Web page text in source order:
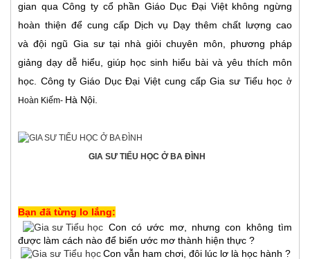
gian qua Công ty cổ phần Giáo Dục Đại Việt không ngừng
hoàn thiện để cung cấp Dịch vụ Dạy thêm chất lượng cao
và đội ngũ Gia sư tại nhà giỏi chuyên môn, phương pháp
giảng dạy dễ hiểu, giúp học sinh hiểu bài và yêu thích môn
học. Công ty Giáo Dục Đại Việt cung cấp Gia sư Tiểu học ở
Hoàn Kiếm- Hà Nội.
GIA SƯ TIỂU HỌC Ở BA ĐÌNH
Bạn đã từng lo lắng:
Con có ước mơ, nhưng con không tìm
được làm cách nào để biến ước mơ thành hiện thực ?
Con vẫn ham chơi, đôi lúc lơ là học hành ?